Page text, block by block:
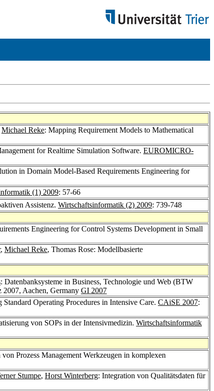
Michael Reke: Mapping Requirement Models to Mathematical
for Realtime Simulation Software. EUROMICRO-
in Domain Model-Based Requirements Engineering for
(1) 2009: 57-66
Assistenz. Wirtschaftsinformatik (2) 2009: 739-748
Engineering for Control Systems Development in Small
, Michael Reke, Thomas Rose: Modellbasierte
: Datenbanksysteme in Business, Technologie und Web (BTW
2007, Aachen, Germany GI 2007
Standard Operating Procedures in Intensive Care. CAiSE 2007:
von SOPs in der Intensivmedizin. Wirtschaftsinformatik
Prozess Management Werkzeugen in komplexen
Stumpe, Horst Winterberg: Integration von Qualitätsdaten für